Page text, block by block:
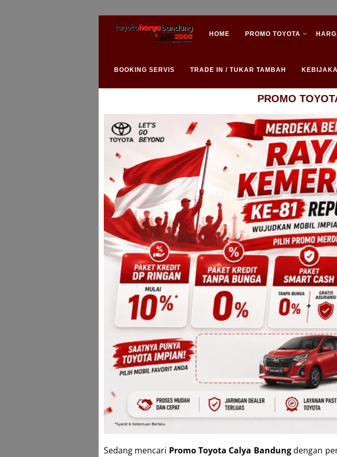
HOME PROMO TOYOTA
BOOKING SERVIS TRADE IN / TUKAR TAMBAH
PROMO
Sedang mencari Promo Toyota Calya Bandungdengan